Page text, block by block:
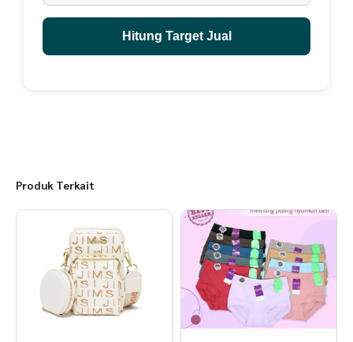
- 44 = 27.9cm
Hitung Target Jual
Produk Terkait